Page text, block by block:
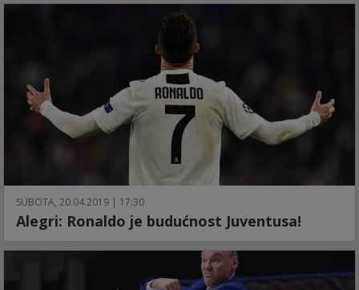
SUBOTA, 20.04.2019 | 17:30
Alegri: Ronaldo je budućnost Juventusa!